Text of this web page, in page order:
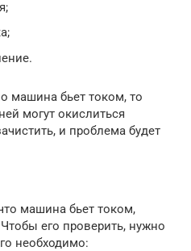
машина бьет током, то
могут окислиться
и проблема будет
машина бьет током,
его проверить, нужно
необходимо: